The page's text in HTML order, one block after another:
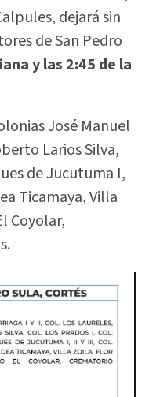
dejará sin
de San Pedro
y las 2:45 de la
José Manuel
Larios Silva,
de Jucutuma I,
Ticamaya, Villa
Coyolar,